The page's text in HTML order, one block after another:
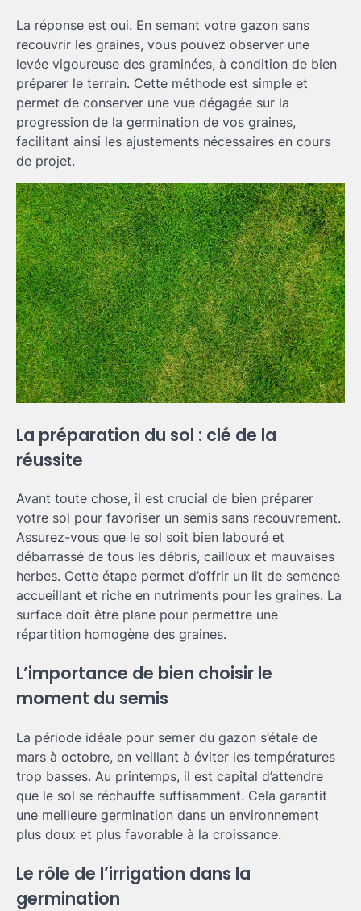
La réponse est oui. En semant votre gazon sans
recouvrir les graines, vous pouvez observer une
levée vigoureuse des graminées, à condition de bien
préparer le terrain. Cette méthode est simple et
permet de conserver une vue dégagée sur la
progression de la germination de vos graines,
facilitant ainsi les ajustements nécessaires en cours
de projet.
La préparation du sol : clé de la
réussite
Avant toute chose, il est crucial de bien préparer
votre sol pour favoriser un semis sans recouvrement.
Assurez-vous que le sol soit bien labouré et
débarrassé de tous les débris, cailloux et mauvaises
herbes. Cette étape permet d’offrir un lit de semence
accueillant et riche en nutriments pour les graines. La
surface doit être plane pour permettre une
répartition homogène des graines.
L’importance de bien choisir le
moment du semis
La période idéale pour semer du gazon s’étale de
mars à octobre, en veillant à éviter les températures
trop basses. Au printemps, il est capital d’attendre
que le sol se réchauffe suffisamment. Cela garantit
une meilleure germination dans un environnement
plus doux et plus favorable à la croissance.
Le rôle de l’irrigation dans la
germination